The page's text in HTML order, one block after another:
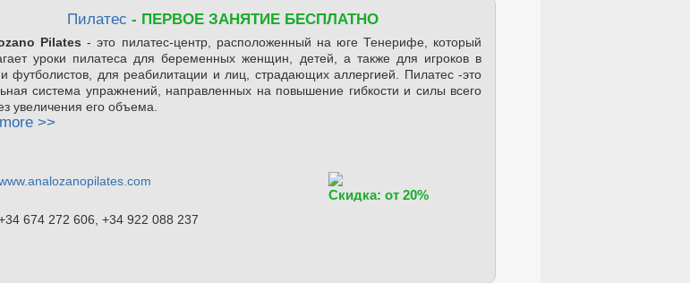
Пилатес - ПЕРВОЕ ЗАНЯТИЕ БЕСПЛАТНО
Pilates - это пилатес-центр, расположенный на юге Тенерифе, который
уроки пилатеса для беременных женщин, детей, а также для игроков в
футболистов, для реабилитации и лиц, страдающих аллергией. Пилатес -это
система упражнений, направленных на повышение гибкости и силы всего
увеличения его объема.
>>
674 272 606, +34 922 088 237
Скидка: от 20%